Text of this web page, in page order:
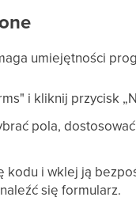
umiejętności
i kliknij przycisk
pola,
kodu i wklej ją
się formularz.